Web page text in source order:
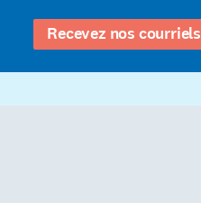
Recevez nos courriels